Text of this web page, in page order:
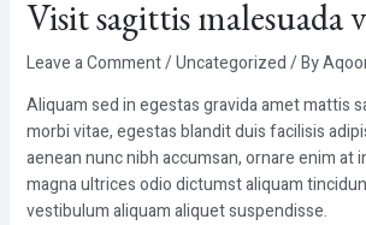
Visit sagittis malesuada
Leave a Comment/Uncategorized/ By
Aliquam sed in egestas gravida amet mattis
morbi vitae, egestas blandit duis facilisis
aenean nunc nibh accumsan, ornare enim at
magna ultrices odio dictumst aliquam
vestibulum aliquam aliquet suspendisse.